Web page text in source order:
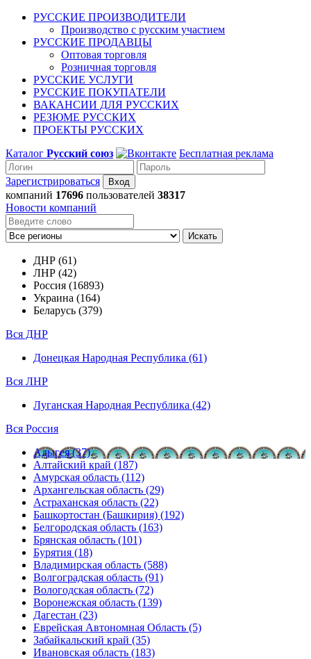
РУССКИЕ ПРОИЗВОДИТЕЛИ
Производство с русским участием
РУССКИЕ ПРОДАВЦЫ
Оптовая торговля
Розничная торговля
РУССКИЕ УСЛУГИ
РУССКИЕ ПОКУПАТЕЛИ
ВАКАНСИИ ДЛЯ РУССКИХ
РЕЗЮМЕ РУССКИХ
ПРОЕКТЫ РУССКИХ
Каталог Русский союз Бесплатная реклама
Зарегистрироваться
компаний 17696 пользователей 38317
Новости компаний
Искать
ДНР (61)
ЛНР (42)
Россия (16893)
Украина (164)
Беларусь (379)
Вся ДНР
Донецкая Народная Республика (61)
Вся ЛНР
Луганская Народная Республика (42)
Вся Россия
Адыгея (37)
Алтайский край (187)
Амурская область (112)
Архангельская область (29)
Астраханская область (22)
Башкортостан (Башкирия) (192)
Белгородская область (163)
Брянская область (101)
Бурятия (18)
Владимирская область (588)
Волгоградская область (91)
Вологодская область (72)
Воронежская область (139)
Дагестан (23)
Еврейская Автономная Область (5)
Забайкальский край (35)
Ивановская область (183)